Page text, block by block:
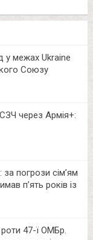
у межах Ukraine
Союзу
через Армія+:
за погрози сім’ям
п’ять років із
47-ї ОМБр.